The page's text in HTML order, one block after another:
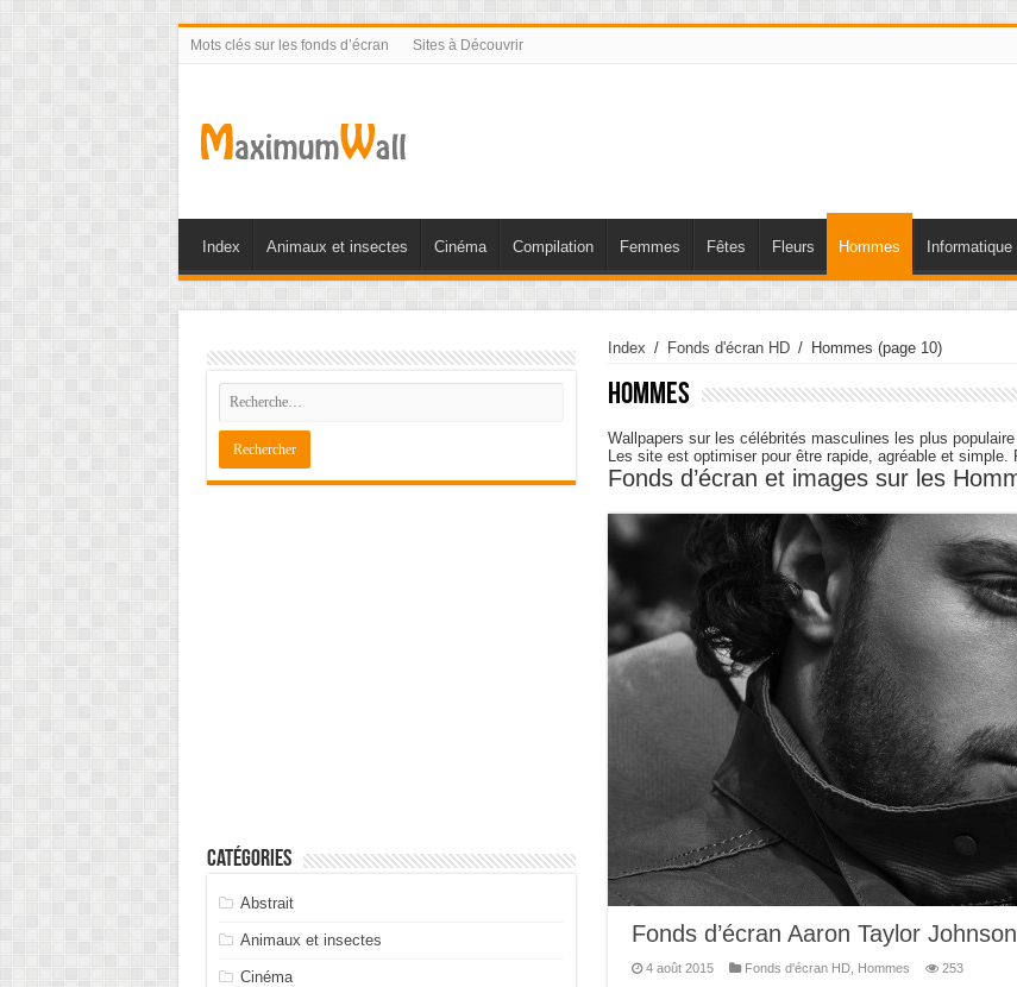
Mots clés sur les fonds d’écran Sites à Découvrir
Index Animaux et insectes Cinéma Compilation Femmes Fêtes Fleurs Hommes Informatique
Index / Fonds d'écran HD / Hommes (page 10)
Hommes
Wallpapers sur les célébrités masculines les plus
Les site est optimiser pour être rapide, agréable et simple.
Fonds d’écran et images sur les
Fonds d’écran Aaron Taylor Johnson
4 août 2015 Fonds d'écran HD, Hommes 253
Catégories
Abstrait
Animaux et insectes
Cinéma